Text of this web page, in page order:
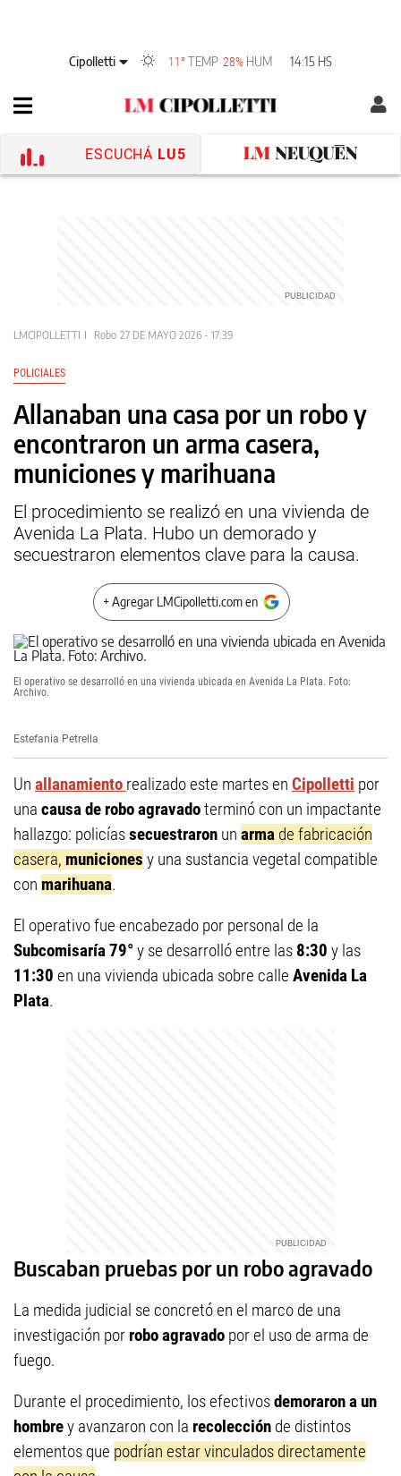
Cipolletti 11°TEMP 28% HUM 14:15 HS
ESCUCHÁ LU5
LMCIPOLLETTI Robo 27 DE MAYO 2026 - 17:39
POLICIALES
Allanaban una casa por un robo y
encontraron un arma casera,
municiones y marihuana
El procedimiento se realizó en una vivienda de
Avenida La Plata. Hubo un demorado y
secuestraron elementos clave para la causa.
+ Agregar LMCipolletti.com en
El operativo se desarrolló en una vivienda ubicada en Avenida La Plata. Foto:
Archivo.
Estefania Petrella
Un allanamiento realizado este martes en Cipolletti por
una causa de robo agravadoterminó con un impactante
hallazgo: policíassecuestraron un arma de fabricación
casera, municiones y una sustancia vegetal compatible
con marihuana.
El operativo fue encabezado por personal de la
Subcomisaría 79°y se desarrolló entre las 8:30 y las
11:30 en una vivienda ubicada sobre calle Avenida La
Plata.
Buscaban pruebas por un robo agravado
La medida judicial se concretó en el marco de una
investigación por robo agravado por el uso de arma de
fuego.
Durante el procedimiento, los efectivosdemoraron a un
hombrey avanzaron con la recolección de distintos
elementos que podrían estar vinculados directamente